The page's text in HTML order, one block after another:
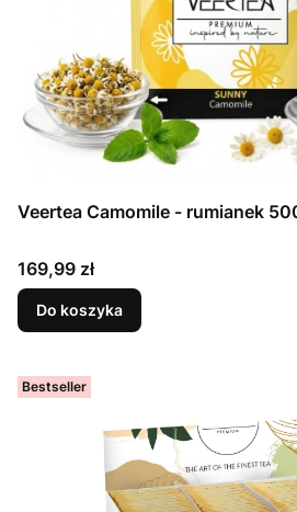
Veertea Camomile - rumianek
Cena
169,99 zł
Do koszyka
Bestseller